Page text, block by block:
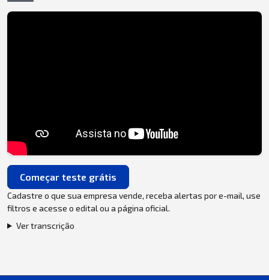
Começar teste grátis
Cadastre o que sua empresa vende, receba alertas por e-mail, use
filtros e acesse o edital ou a página oficial.
Ver transcrição